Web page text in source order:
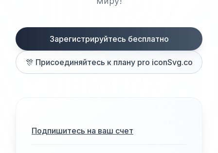
Зарегистрируйтесь бесплатно
🎊 Присоединяйтесь к плану pro iconSvg.co
Подпишитесь на ваш счет